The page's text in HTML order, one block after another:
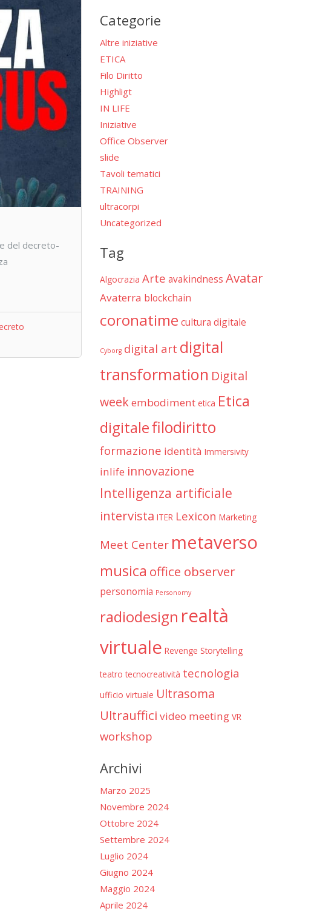
del decreto-
Categorie
Altre iniziative
ETICA
Filo Diritto
Highligt
IN LIFE
Iniziative
Office Observer
slide
Tavoli tematici
TRAINING
ultracorpi
Uncategorized
Tag
Algocrazia Arte avakindness Avatar
Avaterra blockchain
coronatime cultura digitale
Cyborg digital art digital
transformation Digital
weekembodiment etica Etica
digitalefilodiritto
formazione identità Immersivity
inlife innovazione
Intelligenza artificiale
intervista ITER Lexicon Marketing
Meet Center metaverso
musica office observer
personomia Personomy
radiodesign realtà
virtuale Revenge Storytelling
teatro tecnocreatività tecnologia
ufficio virtuale Ultrasoma
Ultrauffici video meeting VR
workshop
Archivi
Marzo 2025
Novembre 2024
Ottobre 2024
Settembre 2024
Luglio 2024
Giugno 2024
Maggio 2024
Aprile 2024